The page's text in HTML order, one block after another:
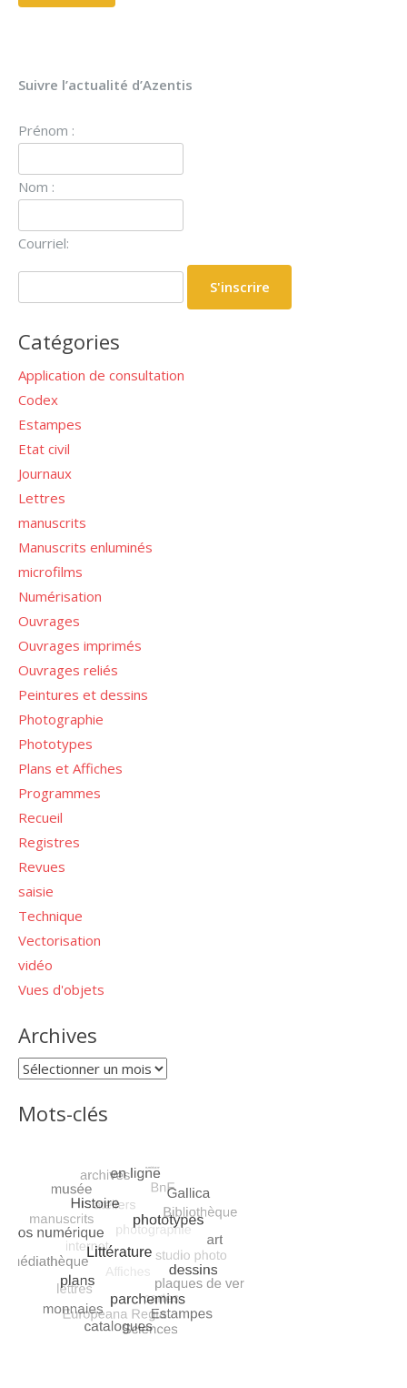
Suivre l’actualité d’Azentis
Prénom :
Nom :
Courriel:
Catégories
Application de consultation
Codex
Estampes
Etat civil
Journaux
Lettres
manuscrits
Manuscrits enluminés
microfilms
Numérisation
Ouvrages
Ouvrages imprimés
Ouvrages reliés
Peintures et dessins
Photographie
Phototypes
Plans et Affiches
Programmes
Recueil
Registres
Revues
saisie
Technique
Vectorisation
vidéo
Vues d'objets
Archives
Archives
Mots-clés